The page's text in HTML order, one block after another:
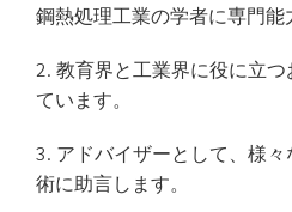
鋼熱処理工業の学者に専門能
2. 教育界と工業界に役に立
ています。
3. アドバイザーとして、様
術に助言します。